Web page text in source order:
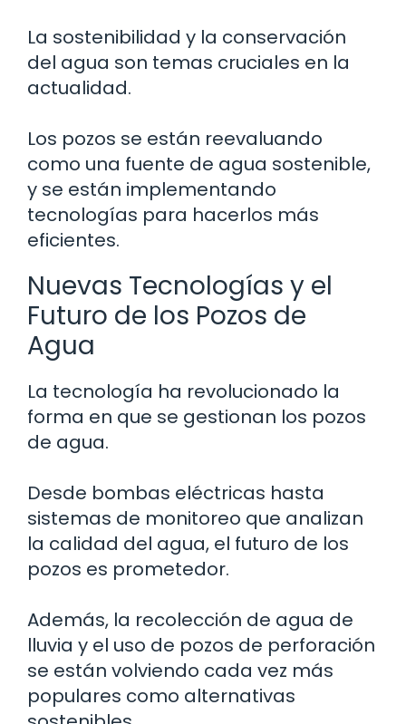
La sostenibilidad y la conservación
del agua son temas cruciales en la
actualidad.
Los pozos se están reevaluando
como una fuente de agua sostenible,
y se están implementando
tecnologías para hacerlos más
eficientes.
Nuevas Tecnologías y el
Futuro de los Pozos de
Agua
La tecnología ha revolucionado la
forma en que se gestionan los pozos
de agua.
Desde bombas eléctricas hasta
sistemas de monitoreo que analizan
la calidad del agua, el futuro de los
pozos es prometedor.
Además, la recolección de agua de
lluvia y el uso de pozos de perforación
se están volviendo cada vez más
populares como alternativas